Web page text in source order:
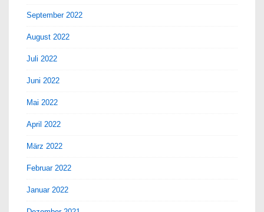
September 2022
August 2022
Juli 2022
Juni 2022
Mai 2022
April 2022
März 2022
Februar 2022
Januar 2022